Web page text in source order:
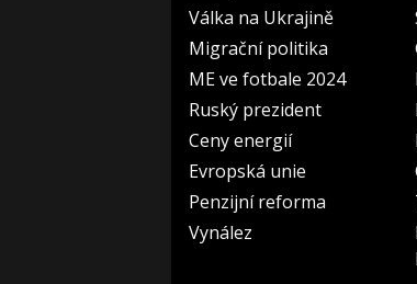
Válka na Ukrajině
Migrační politika
ME ve fotbale 2024
Ruský prezident
Ceny energií
Evropská unie
Penzijní reforma
Vynález